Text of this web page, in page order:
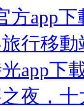
方app下
行移
app下
夜，